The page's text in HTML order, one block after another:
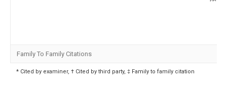
Family To Family Citations
* Cited by examiner, † Cited by third party, ‡ Family to family citation